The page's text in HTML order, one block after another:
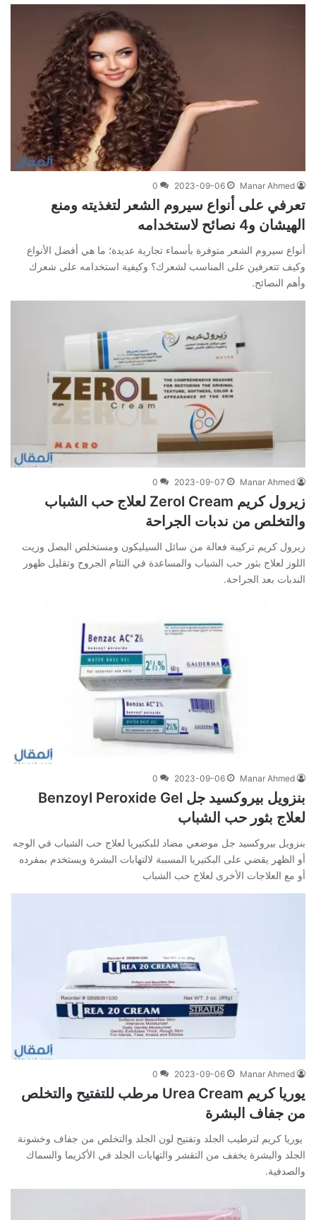
Manar Ahmed
2023-09-06
0
تعرفي على أنواع سيروم الشعر لتغذيته ومنع
الهيشان و4 نصائح لاستخدامه
أنواع سيروم الشعر متوفرة بأسماء تجارية عديدة؛ ما هي أفضل الأنواع
وكيف تتعرفين على المناسب لشعرك؟ وكيفية استخدامه على شعرك
وأهم النصائح.
Manar Ahmed
2023-09-07
0
زيرول كريم Zerol Cream لعلاج حب الشباب
والتخلص من ندبات الجراحة
زيرول كريم تركيبة فعالة من سائل السيليكون ومستخلص البصل وزيت
اللوز لعلاج بثور حب الشباب والمساعدة في التئام الجروح وتقليل ظهور
الندبات بعد الجراحة.
Manar Ahmed
2023-09-06
0
بنزويل بيروكسيد جل Benzoyl Peroxide Gel
لعلاج بثور حب الشباب
بنزويل بيروكسيد جل موضعي مضاد للبكتيريا لعلاج حب الشباب في الوجه
أو الظهر يقضي على البكتيريا المسببة لالتهابات البشرة ويستخدم بمفرده
أو مع العلاجات الأخرى لعلاج حب الشباب
Manar Ahmed
2023-09-06
0
يوريا كريم Urea Cream مرطب للتفتيح والتخلص
من جفاف البشرة
يوريا كريم لترطيب الجلد وتفتيح لون الجلد والتخلص من جفاف وخشونة
الجلد والبشرة يخفف من التقشر والتهابات الجلد في الأكزيما والسماك
والصدفية.